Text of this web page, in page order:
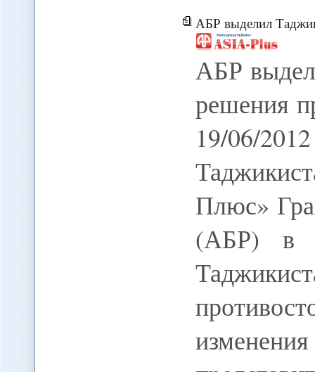
АБР выделил Таджикистану $6
АБР
решения
19/06/
Плюс»
(АБР) в